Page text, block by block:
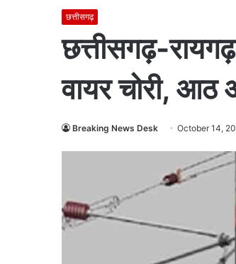
छत्तीसगढ़
छत्तीसगढ़-
वायर चोरी, आठ
Breaking News Desk October 14,